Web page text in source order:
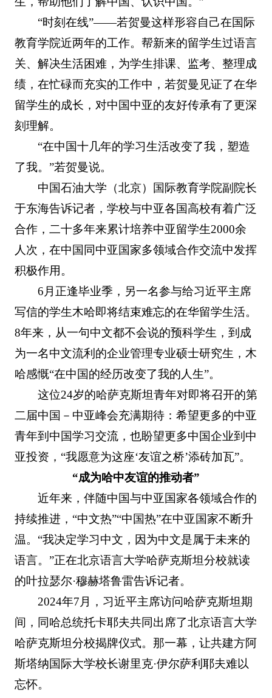
“时刻在线”——若贺曼这样形容自己在国际
教育学院近两年的工作。帮新来的留学生过语言
关、解决生活困难，为学生排课、监考、整理成
绩，在忙碌而充实的工作中，若贺曼见证了在华
留学生的成长，对中国中亚的友好传承有了更深
刻理解。
“在中国十几年的学习生活改变了我，塑造
了我。”若贺曼说。
中国石油大学（北京）国际教育学院副院长
于东海告诉记者，学校与中亚各国高校有着广泛
合作，二十多年来累计培养中亚留学生2000余
人次，在中国同中亚国家多领域合作交流中发挥
积极作用。
6月正逢毕业季，另一名参与给习近平主席
写信的学生木哈即将结束难忘的在华留学生活。
8年来，从一句中文都不会说的预科学生，到成
为一名中文流利的企业管理专业硕士研究生，木
哈感慨“在中国的经历改变了我的人生”。
这位24岁的哈萨克斯坦青年对即将召开的第
二届中国－中亚峰会充满期待：希望更多的中亚
青年到中国学习交流，也盼望更多中国企业到中
亚投资，“我愿意为这座‘友谊之桥’添砖加瓦”。
“成为哈中友谊的推动者”
近年来，伴随中国与中亚国家各领域合作的
持续推进，“中文热”“中国热”在中亚国家不断升
温。“我决定学习中文，因为中文是属于未来的
语言。”正在北京语言大学哈萨克斯坦分校就读
的叶拉瑟尔·穆赫塔鲁雷告诉记者。
2024年7月，习近平主席访问哈萨克斯坦期
间，同哈总统托卡耶夫共同出席了北京语言大学
哈萨克斯坦分校揭牌仪式。那一幕，让共建方阿
斯塔纳国际大学校长谢里克·伊尔萨利耶夫难以
忘怀。